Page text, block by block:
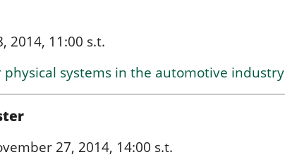
2014, 11:00 s.t.
systems in the automotive industry
27, 2014, 14:00 s.t.